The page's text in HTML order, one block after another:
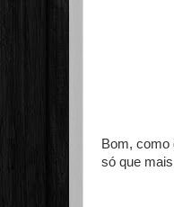
Bom, como
só que